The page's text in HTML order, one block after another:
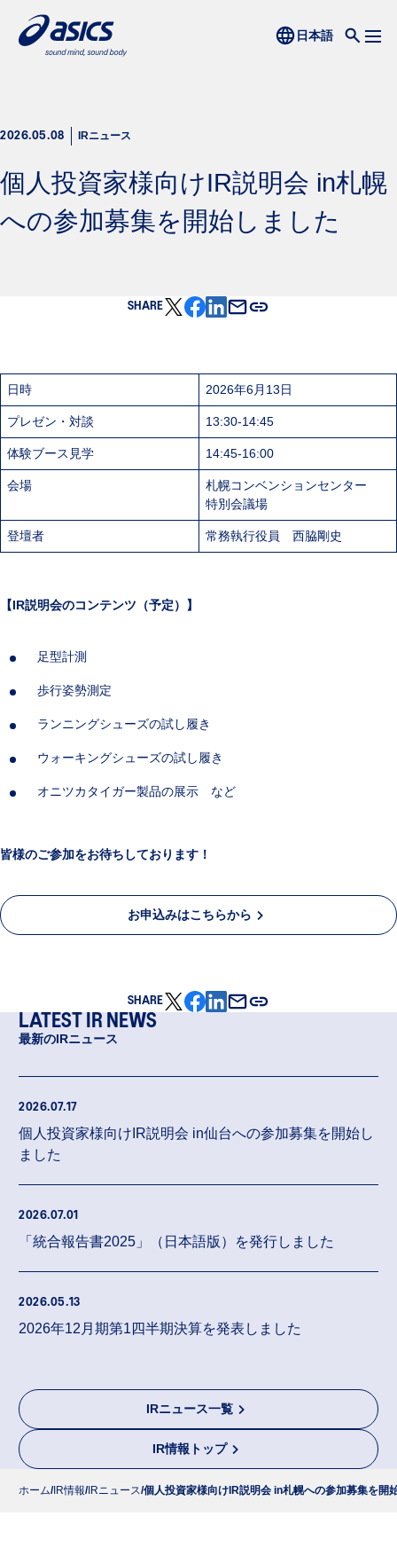
2026.05.08 IRニュース
個人投資家様向けIR説明会 in札幌
への参加募集を開始しました
SHARE
日時 2026年6月13日
プレゼン・対談 13:30-14:45
体験ブース見学 14:45-16:00
会場
札幌コンベンションセンター
特別会議場​
登壇者 常務執行役員 西脇剛史
【IR説明会のコンテンツ（予定）】
足型計測
歩行姿勢測定
ランニングシューズの試し履き
ウォーキングシューズの試し履き
オニツカタイガー製品の展示 など
皆様のご参加をお待ちしております！
お申込みはこちらから
SHARE
LATEST IR NEWS
最新のIRニュース
2026.07.17
個人投資家様向けIR説明会 in仙台への参加募集を開始し
ました
2026.07.01
「統合報告書2025」（日本語版）を発行しました
2026.05.13
2026年12月期第1四半期決算を発表しました
IRニュース一覧
IR情報トップ
ホーム IR情報 IRニュース 個人投資家様向けIR説明会 in札幌への参加募集を開